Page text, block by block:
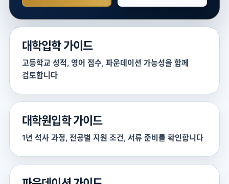
대학입학 가이드
고등학교 성적, 영어 점수, 파운데이션 가능성을 함께
검토합니다
대학원입학 가이드
1년 석사 과정, 전공별 지원 조건, 서류 준비를 확인합니다